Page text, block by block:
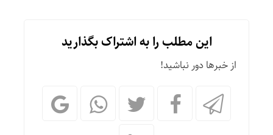
این مطلب را به اشتراک بگذارید
از خبرها دور نباشید!